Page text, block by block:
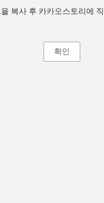
복사 후 카카오스토리에
확인